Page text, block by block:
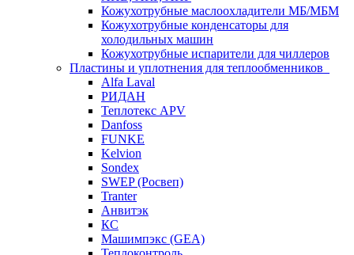
Кожухотрубные маслоохладители МБ/МБМ
Кожухотрубные конденсаторы для
холодильных машин
Кожухотрубные испарители для чиллеров
Пластины и уплотнения для теплообменников
Alfa Laval
РИДАН
Теплотекс APV
Danfoss
FUNKE
Kelvion
Sondex
SWEP (Росвеп)
Tranter
Анвитэк
КС
Машимпэкс (GEA)